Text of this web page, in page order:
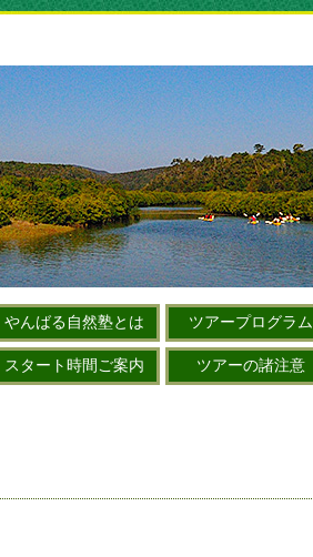
やんばる自然塾とは ツアープログラム
スタート時間ご案内 ツアーの諸注意